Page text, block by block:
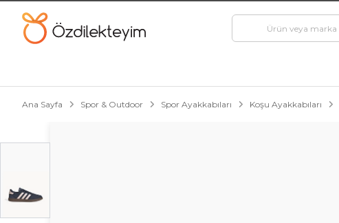
Ana Sayfa Spor & Outdoor Spor Ayakkabıları Koşu Ayakkabıları